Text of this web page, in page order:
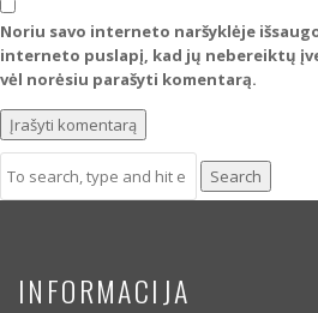
Noriu savo interneto naršyklėje
interneto puslapį, kad jų nebereiktų
vėl norėsiu parašyti komentarą.
Search
INFORMACIJA